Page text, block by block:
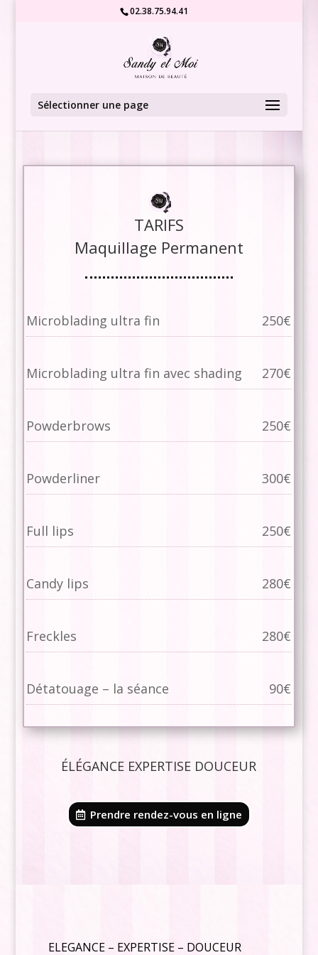
02.38.75.94.41
Sélectionner une page
TARIFS
Maquillage Permanent
Microblading ultra fin 250€
Microblading ultra fin avec shading 270€
Powderbrows 250€
Powderliner 300€
Full lips 250€
Candy lips 280€
Freckles 280€
Détatouage – la séance 90€
ÉLÉGANCE EXPERTISE DOUCEUR
Prendre rendez-vous en ligne
ELEGANCE – EXPERTISE – DOUCEUR